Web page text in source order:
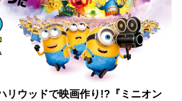
リウッドで映画作り!?『ミニオン